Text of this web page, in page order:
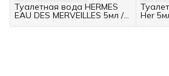
Туалетная вода HERMES
EAU DES MERVEILLES 5мл / Her